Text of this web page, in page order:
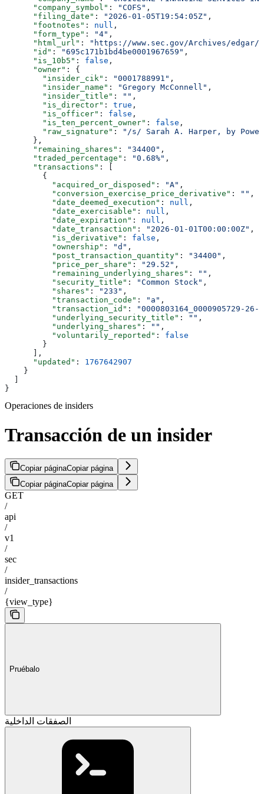
      "company_symbol"
: "COFS" ,
      "filing_date"
: "2026-01-05T19:54:05Z" ,
      "footnotes"
: null ,
      "form_type"
: "4" ,
      "html_url"
:
"https://www.sec.gov/Archives/edgar/
      "id"
: "695c171b1bd4be0001967659" ,
      "is_10b5"
: false ,
      "owner"
: {
        "insider_cik"
: "0001788991" ,
        "insider_name"
: "Gregory McConnell" ,
        "insider_title"
: "" ,
        "is_director"
: true ,
        "is_officer"
: false ,
        "is_ten_percent_owner"
: false ,
        "raw_signature"
:
"/s/ Sarah A. Harper, by
      },
      "remaining_shares"
: "34400" ,
      "traded_percentage"
: "0.68%" ,
      "transactions"
: [
        {
          "acquired_or_disposed"
: "A" ,
          "conversion_exercise_price_derivative"
: "" ,
          "date_deemed_execution"
: null ,
          "date_exercisable"
: null ,
          "date_expiration"
: null ,
          "date_transaction"
: "2026-01-01T00:00:00Z" ,
          "is_derivative"
: false ,
          "ownership"
: "d" ,
          "post_transaction_quantity"
: "34400" ,
          "price_per_share"
: "29.52" ,
          "remaining_underlying_shares"
: "" ,
          "security_title"
: "Common Stock" ,
          "shares"
: "233" ,
          "transaction_code"
: "a" ,
          "transaction_id"
:
"0000803164_0000905729-26-
          "underlying_security_title"
: "" ,
          "underlying_shares"
: "" ,
          "voluntarily_reported"
: false
        }
      ],
      "updated"
: 1767642907
    }
}
Operaciones de insiders
Transacción de un insider
Copiar páginaCopiar página
Copiar páginaCopiar página
GET
/
api
/
v1
/
sec
/
insider_transactions
/
{view_type}
Pruébalo
الصفقات الداخلية